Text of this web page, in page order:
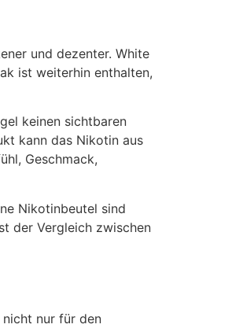
und dezenter. White
ist weiterhin enthalten,
keinen sichtbaren
kann das Nikotin aus
Geschmack,
Nikotinbeutel sind
der Vergleich zwischen
nur für den